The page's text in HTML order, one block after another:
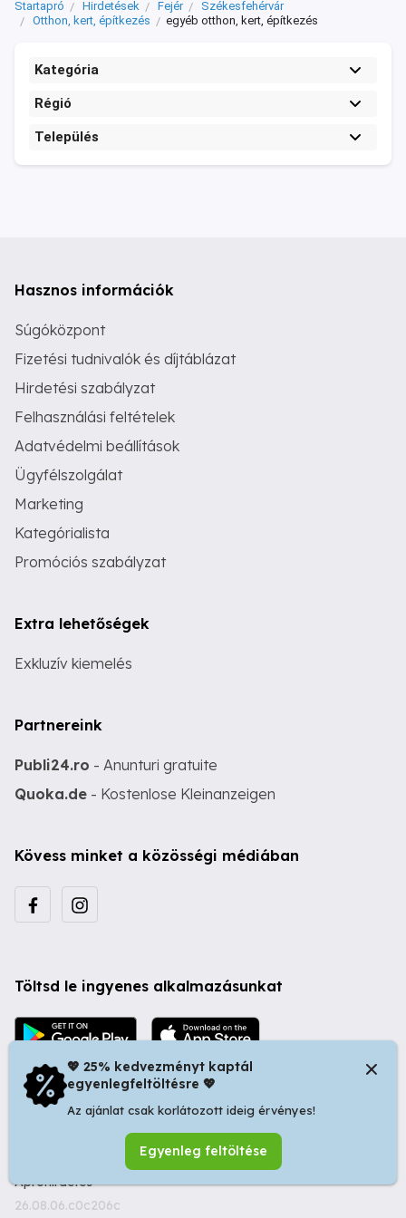
Startapró Hirdetések Fejér
Székesfehérvár
Otthon, kert, építkezés
egyéb otthon, kert, építkezés
Kategória
Régió
Település
Hasznos információk
Súgóközpont
Fizetési tudnivalók és díjtáblázat
Hirdetési szabályzat
Felhasználási feltételek
Adatvédelmi beállítások
Ügyfélszolgálat
Marketing
Kategórialista
Promóciós szabályzat
Extra lehetőségek
Exkluzív kiemelés
Partnereink
Publi24.ro - Anunturi gratuite
Quoka.de - Kostenlose Kleinanzeigen
Kövess minket a közösségi médiában
Töltsd le ingyenes alkalmazásunkat
© 2026 Startapró S.R.L. | Bulevardul Dacia nr 34, Oradea
410346, Romania | Tax ID: RO44483373 -
Ingyenes
Apróhirdetés
26.08.06.c0c206c
💖 25% kedvezményt kaptál
egyenlegfeltöltésre 💖
Az ajánlat csak korlátozott ideig érvényes!
Egyenleg feltöltése